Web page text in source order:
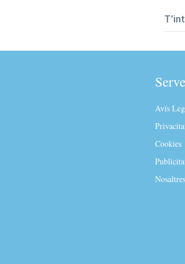
Avís
Cookies
Nosaltres